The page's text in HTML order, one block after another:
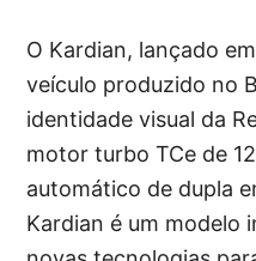
O Kardian, lançado
veículo produzido no
identidade visual da
motor turbo TCe de
automático de dupla
Kardian é um modelo